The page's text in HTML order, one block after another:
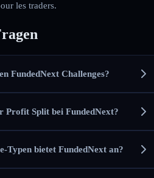
les traders.
FundedNext Challenges?
Profit Split bei FundedNext?
Typen bietet FundedNext an?